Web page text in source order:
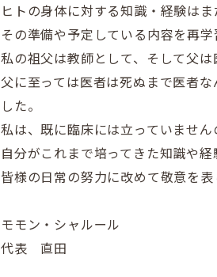
ヒトの身体に対する知識・経験は
その準備や予定している内容を再学
私の祖父は教師として、そして父
父に至っては医者は死ぬまで医者
した。
私は、既に臨床には立っていませ
自分がこれまで培ってきた知識や
皆様の日常の努力に改めて敬意を
モモン・シャルール
代表 直田